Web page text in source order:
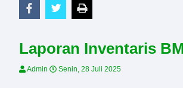
Laporan Inventaris
Admin Senin, 28 Juli 2025